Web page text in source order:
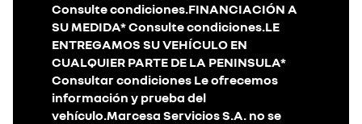
Consulte condiciones.FINANCIACIÓN A
SU MEDIDA* Consulte condiciones.LE
ENTREGAMOS SU VEHÍCULO EN
CUALQUIER PARTE DE LA PENINSULA*
Consultar condiciones Le ofrecemos
información y prueba del
vehículo.Marcesa Servicios S.A. no se